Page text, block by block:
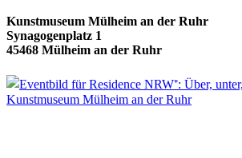
Kunstmuseum Mülheim an der Ruhr
Synagogenplatz 1
45468 Mülheim an der Ruhr